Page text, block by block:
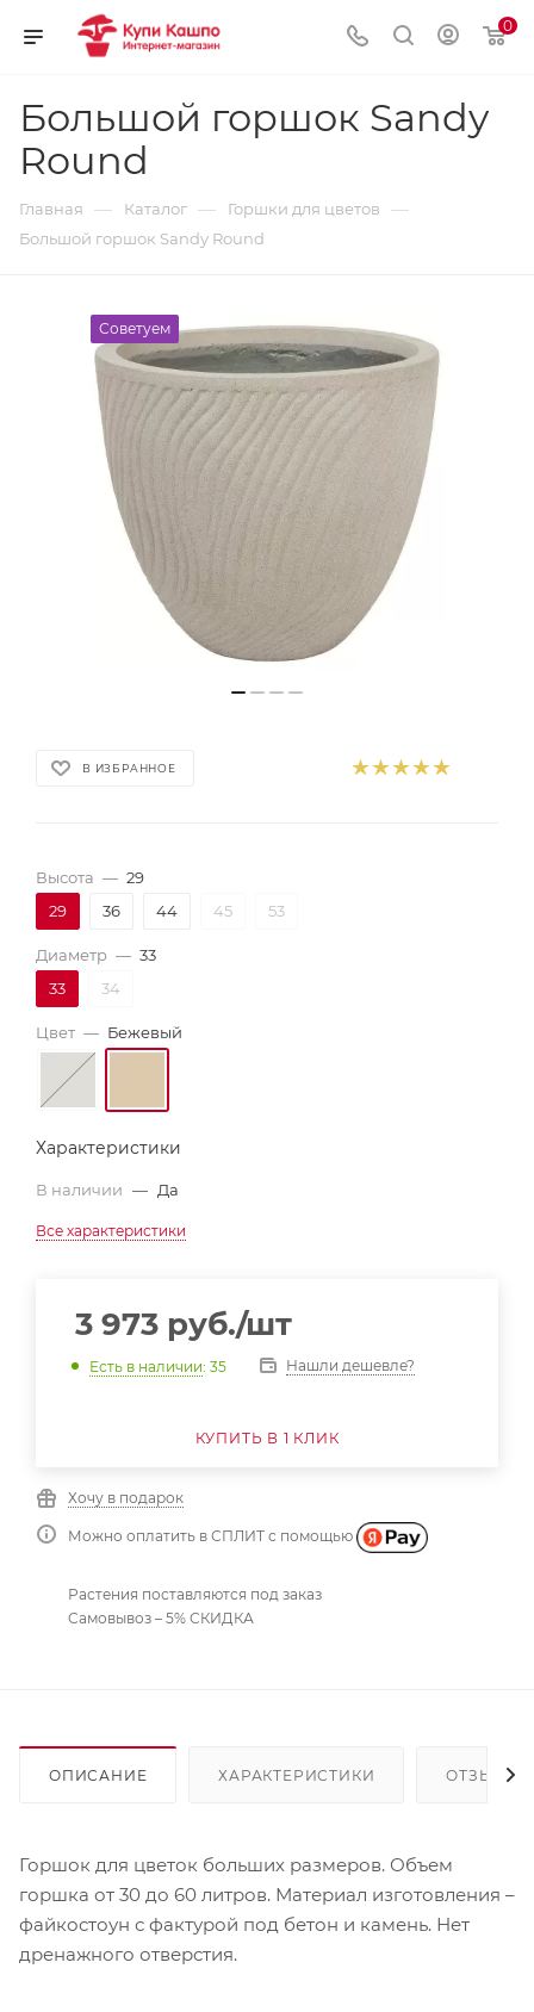
0
Большой горшок Sandy
Round
Главная — Каталог — Горшки для цветов —
Большой горшок Sandy Round
Советуем
В ИЗБРАННОЕ
Высота — 29
29
36 44 45 53
Диаметр — 33
33
34
Цвет — Бежевый
Характеристики
В наличии — Да
Все характеристики
3 973 руб./шт
Есть в наличии: 35 Нашли дешевле?
КУПИТЬ В 1 КЛИК
Хочу в подарок
Можно оплатить в СПЛИТ с помощью
Растения поставляются под заказ
Самовывоз – 5% СКИДКА
ОПИСАНИЕ ХАРАКТЕРИСТИКИ ОТЗЫВЫ
Горшок для цветок больших размеров. Объем
горшка от 30 до 60 литров. Материал изготовления –
файкостоун с фактурой под бетон и камень. Нет
дренажного отверстия.